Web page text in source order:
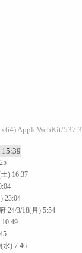
AppleWebKit/
) 16:37
23:04
24/3/18(月) 5:54
水) 7:46